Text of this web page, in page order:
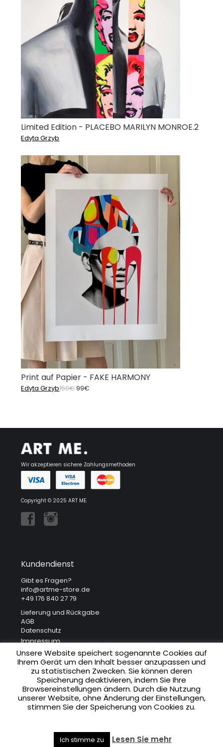
Limited Edition - PLACEBO MARILYN MONROE.2
Edyta Grzyb
Print auf Papier - FAKE HARMONY
Edyta Grzyb150€Ursprünglicher
99€
Wir akzeptieren sichere Zahlungsmethoden
Copyright © 2025 ART ME.
Kundendienst
Gibt es Fragen?
info@artme-store.de
+49 176 840 27 79
Lieferung und Rückgabe
AGB
Datenschutz
Impressum
Unsere Adresse
ART ME. Art Gallery
Krakowska 41
31-066 Krakau (Polen)
Unsere Website speichert sogenannte Cookies auf
Ihrem Gerät um den Inhalt besser anzupassen und
zu statistischen Zwecken. Sie können deren
Speicherung deaktivieren, indem Sie Ihre
Browsereinstellungen ändern. Durch die Nutzung
unserer Website, ohne Änderung der Einstellungen,
stimmen Sie der Speicherung von Cookies zu.
Ich stimme zu Lesen Sie mehr